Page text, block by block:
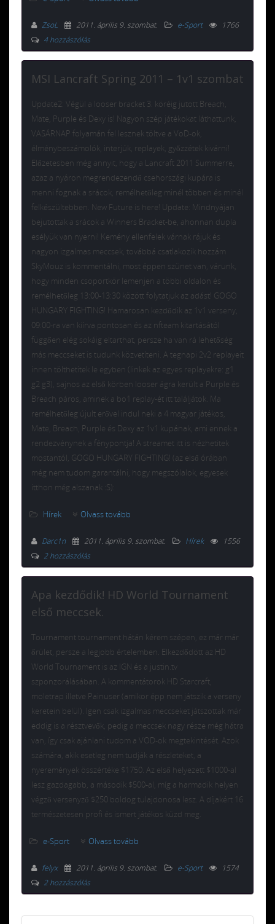
ZsoL 2011. április 9. szombat. e-Sport
1766
4 hozzászólás
MSI Lancraft Spring 2011 – 1v1 szombat
Update2: Végül a looser bracket 3. köréig jutott Breach,
Mate, Purple és Dexy is! Nagyon szép játékokat láthattunk,
VASÁRNAP folyamán fel lesznek töltve a VoD-ok,
élménybeszámolók, interjúk, replayek, győzzétek kivárni!
Előzetesben még annyit, hogy a Lancraft 2011 Summerre,
azaz a nyáron megrendezendő csehországi kupára is
menni fognak a srácok, remélhetőleg minél többen és minél
felkészültebben. New Future is here! Update: Mindnyájan
bejutottak a srácok a Winners Bracket-be, ahonnan dupla
esélyük van nyerni! Kemény ellenfelek várnak rájuk és
nagyon izgalmas meccsek, továbbá csatlakozik hozzám
SkyMouz is kommentálni, most éppen szünet van, várunk,
hogy minden csoportkör lemenjen a többi oldalon és
remélhetőleg 13:00-13:30 között folytatjuk az adást! GOGO
HUNGARY FIGHTING! Hamarosan kezdődik az 1v1 verseny,
09:00-ra van kiírva pontosan és az nfteam kitartásától
függően elég sokáig eltarthat, persze ha van rá lehetőség
más meccseket is tudunk közvetíteni. A tegnapi 2v2 replayeit
innen tölthetitek le egyben (linkek az egyes replayekre: g1
g2 g3), sajnos az első körben looser ágra került a Purple és
Breach páros, aminek a bo1 replay-ét itt találjátok. Ma
remélhetőleg újult erővel indul neki a 4 magyar játékos,
Mate, Breach, Purple és Dexy az 1v1 kupának, ami ennek a
rendezvénynek a fénypontja! A streamet itt is nézhetitek
mostantól, GOGO HUNGARY FIGHTING! (az első órában
még nem tudom garantálni, hogy megszólalok, egyesek
itthon még alszanak :S):
Hírek Olvass tovább
Darc1n 2011. április 9. szombat. Hírek
1556
2 hozzászólás
Apa kezdődik! HD World Tournament
első meccsek.
Tournament tournament hátán kérem szépen, ez már már
őrület, persze a legjobb értelemben. Elkezdődött az HD
World Tournament is az IGN és a justin.tv
szponzorálásában. A kommentátorok HD Starcraft,
moletrap illetve Painuser (amikor épp nem játszik a verseny
keretein belül). Igen csak izgalmas meccseket játszottak már
eddig is a résztvevők, pedig a meccsek nagy része még hátra
van, így csak ajánlani tudom a VOD-ok megtekintését. Azok
számára, akik esetleg nem tudják a részleteket, a
nyeremények összértéke $1750. Az első helyezett $1000-al
lesz gazdagabb, a második $500-al, míg a harmadik helyen
végző versenyző $250 boldog tulajdonosa lesz. A díjakért 16
természetesen profi és ismert játékos küzd meg.
e-Sport Olvass tovább
felyx 2011. április 9. szombat. e-Sport
1574
2 hozzászólás